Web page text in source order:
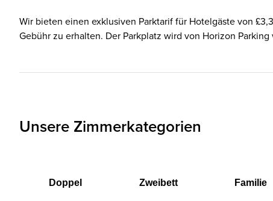
Wir bieten einen exklusiven Parktarif für Hotelgäste von
Gebühr zu erhalten. Der Parkplatz wird von Horizon Parking
Unsere Zimmerkategorien
Doppel Zweibett Familie